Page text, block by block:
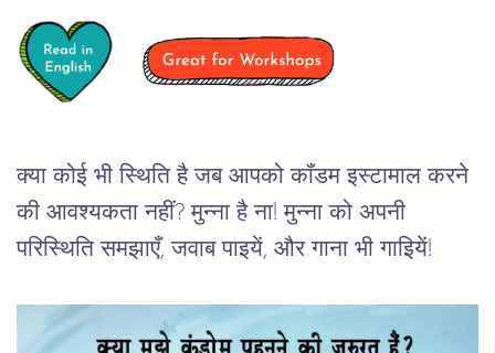
क्या कोई भी स्थिति है जब आपको कॉंडम इस्टामाल करने
की आवश्यकता नहीं? मुन्ना है ना! मुन्ना को अपनी
परिस्थिति समझाएँ, जवाब पाइयें, और गाना भी गाइियें!